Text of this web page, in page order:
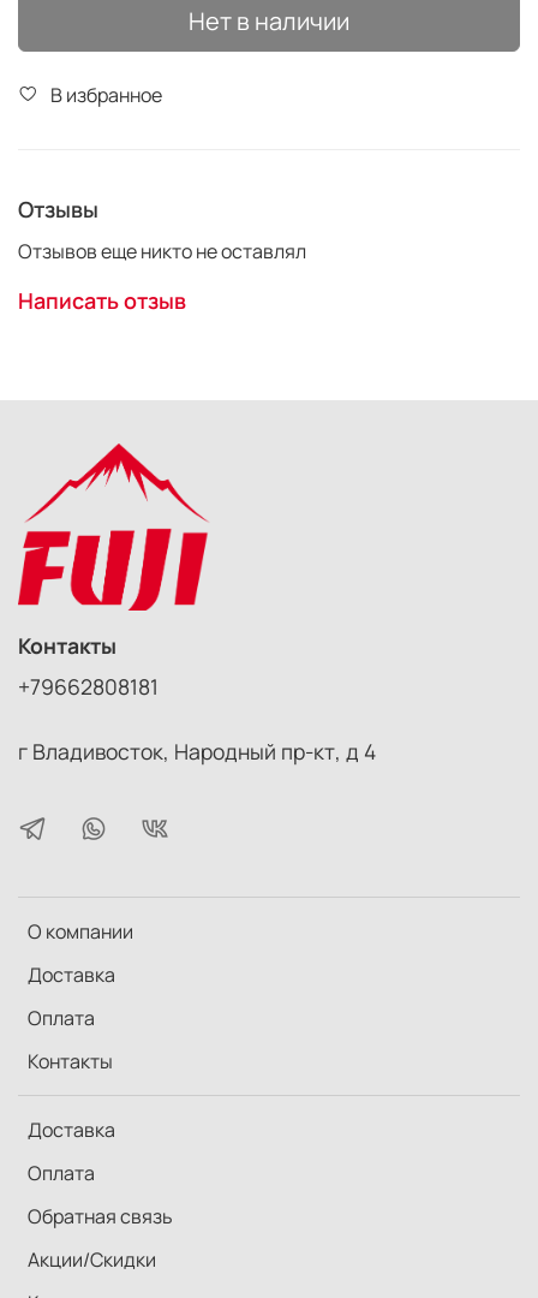
Нет в наличии
В избранное
Отзывы
Отзывов еще никто не оставлял
Написать отзыв
О компании
Доставка
Оплата
Контакты
Доставка
Оплата
Обратная связь
Акции/Скидки
Контакты
+79662808181
г Владивосток, Народный пр-кт, д 4